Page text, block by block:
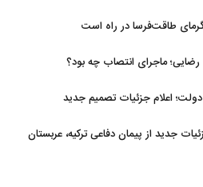
ماجرای انتصاب چه بود؟
اعلام جزئیات تصمیم جدید
جدید از پیمان دفاعی ترکیه، عربستان